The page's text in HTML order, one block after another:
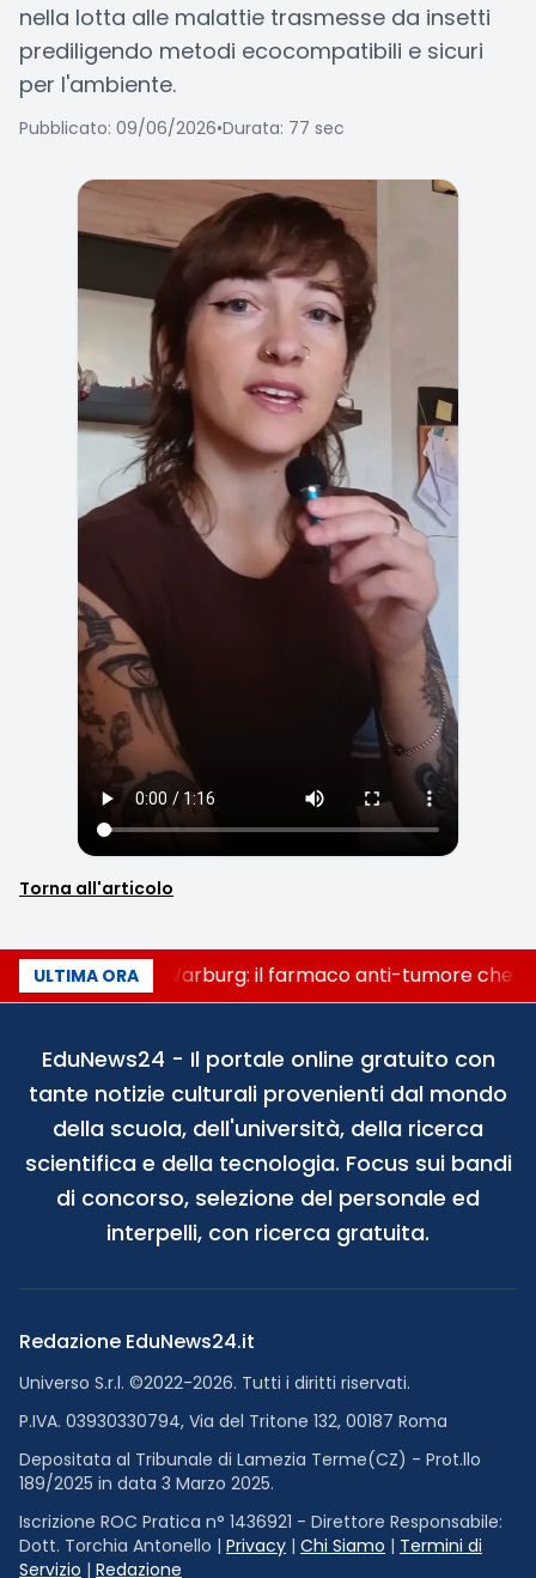
nella lotta alle malattie trasmesse da insetti
prediligendo metodi ecocompatibili e sicuri
per l'ambiente.
Pubblicato: 09/06/2026•Durata: 77 sec
Torna all'articolo
ULTIMA ORA
Un secolo di Warburg: il farmaco anti-tumore che
EduNews24 - Il portale online gratuito con
tante notizie culturali provenienti dal mondo
della scuola, dell'università, della ricerca
scientifica e della tecnologia. Focus sui bandi
di concorso, selezione del personale ed
interpelli, con ricerca gratuita.
Redazione EduNews24.it
Universo S.r.l. ©2022-2026. Tutti i diritti riservati.
P.IVA. 03930330794, Via del Tritone 132, 00187 Roma
Depositata al Tribunale di Lamezia Terme(CZ) - Prot.llo
189/2025 in data 3 Marzo 2025.
Iscrizione ROC Pratica n° 1436921 - Direttore Responsabile:
Dott. Torchia Antonello | Privacy | Chi Siamo | Termini di
Servizio | Redazione